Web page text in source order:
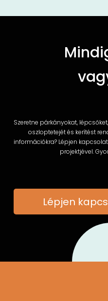
Szeretne párkányokat,
oszloptetejét és kerítést
információkra? Lépjen
projektjével.
Lépjen